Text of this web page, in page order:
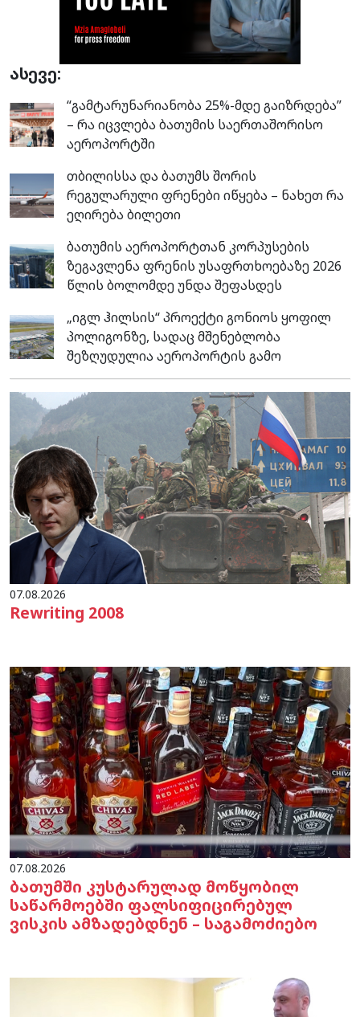
ასევე:
“გამტარუნარიანობა 25%-მდე გაიზრდება”
– რა იცვლება ბათუმის საერთაშორისო
აეროპორტში
თბილისსა და ბათუმს შორის
რეგულარული ფრენები იწყება – ნახეთ რა
ეღირება ბილეთი
ბათუმის აეროპორტთან კორპუსების
ზეგავლენა ფრენის უსაფრთხოებაზე 2026
წლის ბოლომდე უნდა შეფასდეს
„იგლ ჰილსის“ პროექტი გონიოს ყოფილ
პოლიგონზე, სადაც მშენებლობა
შეზღუდულია აეროპორტის გამო
07.08.2026
Rewriting 2008
07.08.2026
ბათუმში კუსტარულად მოწყობილ
საწარმოებში ფალსიფიცირებულ
ვისკის ამზადებდნენ – საგამოძიებო